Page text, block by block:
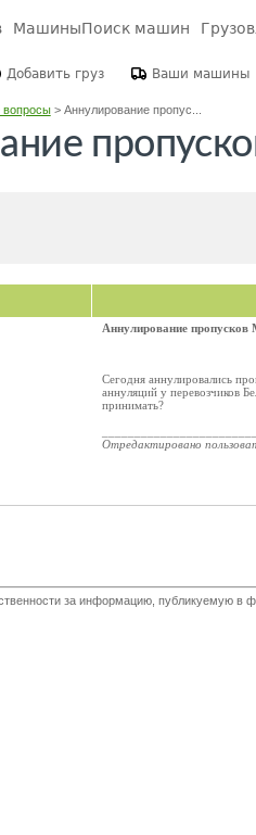
МашиныПоиск машин
Добавить груз Ваши машины
вопросы> Аннулирование пропус...
Аннулирование
Сегодня аннулировались
аннуляций у перевозчиков
принимать?
Отредактировано
за информацию, публикуемую